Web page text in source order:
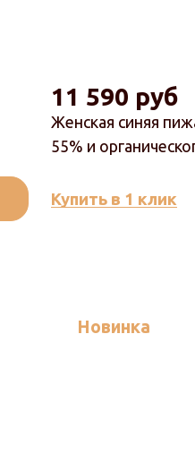
Женская синяя
55% и
11 590 руб
Купить в 1 клик
Новинка